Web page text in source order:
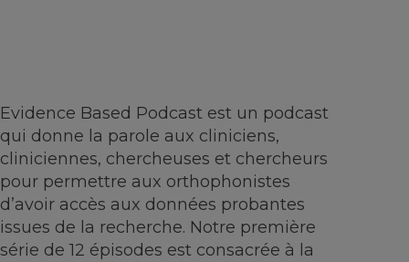
Evidence Based Podcast est un podcast
qui donne la parole aux cliniciens,
cliniciennes, chercheuses et chercheurs
pour permettre aux orthophonistes
d’avoir accès aux données probantes
issues de la recherche. Notre première
série de 12 épisodes est consacrée à la